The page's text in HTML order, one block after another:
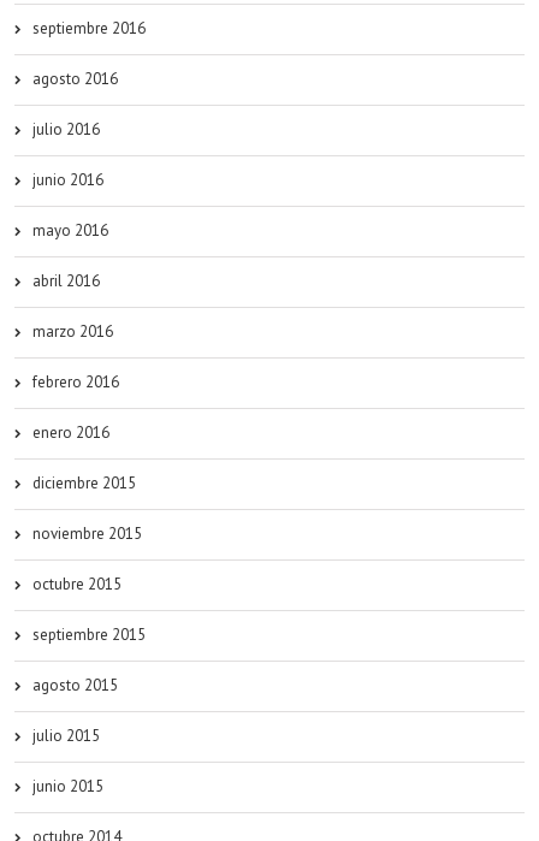
septiembre 2016
agosto 2016
julio 2016
junio 2016
mayo 2016
abril 2016
marzo 2016
febrero 2016
enero 2016
diciembre 2015
noviembre 2015
octubre 2015
septiembre 2015
agosto 2015
julio 2015
junio 2015
octubre 2014